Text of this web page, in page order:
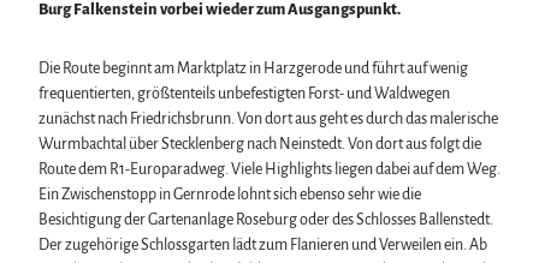
Der Brocken im Harz
Geopark Harz
Naturparke im Harz
Biosphärenreservat Karstlandschaft Südharz
Das grüne Band
Regionalstudie Harz
Initiative "Der Wald ruft"
0% Müll - 100% Harz #NimmsWiederMit
Harzer KulturWinter
Harzer Klostersommer
Weihnachts- & Adventsmärkte
Stadt- & Sonderführungen im Harz
Theater & Bühnen im Harz
Service
Wir für unsere Gäste
Kontakt
Prospekte
Online-Shop
Newsletter-Anmeldung
Apps & Multimedia-Guides
Burg Falkenstein vorbei wieder zum Ausgangspunkt.
Die Route beginnt am Marktplatz in Harzgerode und führt auf wenig
frequentierten, größtenteils unbefestigten Forst- und Waldwegen
zunächst nach Friedrichsbrunn. Von dort aus geht es durch das malerische
Wurmbachtal über Stecklenberg nach Neinstedt. Von dort aus folgt die
Route dem R1-Europaradweg. Viele Highlights liegen dabei auf dem Weg.
Ein Zwischenstopp in Gernrode lohnt sich ebenso sehr wie die
Besichtigung der Gartenanlage Roseburg oder des Schlosses Ballenstedt.
Der zugehörige Schlossgarten lädt zum Flanieren und Verweilen ein. Ab